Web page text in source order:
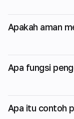
Apakah aman
Apa fungsi
Apa itu contoh